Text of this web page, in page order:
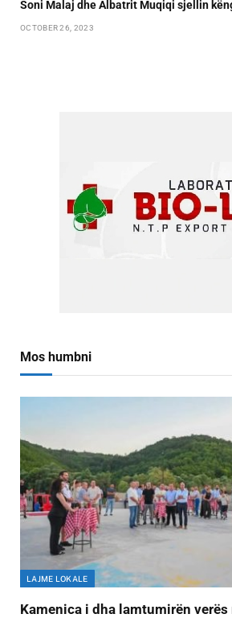
Soni Malaj dhe Albatrit Muqiqi sjellin
OCTOBER 26, 2023
Mos humbni
LAJME LOKALE
Kamenica i dha lamtumirën verës